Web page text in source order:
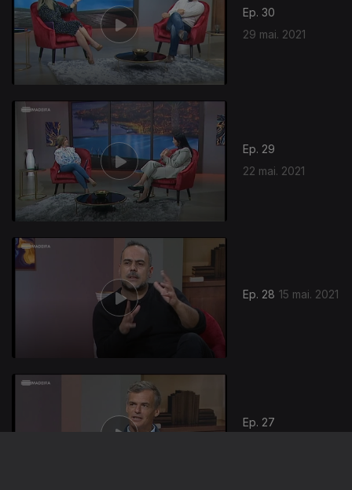
Ep. 30
29 mai. 2021
Ep. 29
22 mai. 2021
Ep. 28 15 mai. 2021
Ep. 27
541225